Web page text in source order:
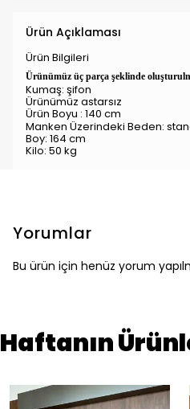
Ürün Açıklaması
Ürün Bilgileri
Ürünümüz üç parça şeklinde
Kumaş: şifon
Ürünümüz astarsız
Ürün Boyu : 140 cm
Manken Üzerindeki Beden:
Boy: 164 cm
Kilo: 50 kg
Yorumlar
Bu ürün için henüz yorum
Haftanın